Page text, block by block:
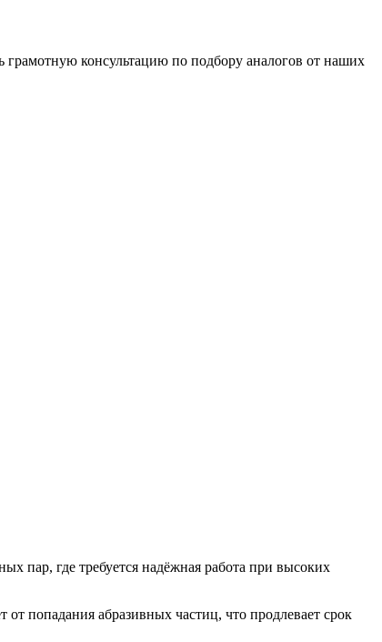
консультацию по подбору аналогов от наших
пар, где требуется надёжная работа при высоких
попадания абразивных частиц, что продлевает срок